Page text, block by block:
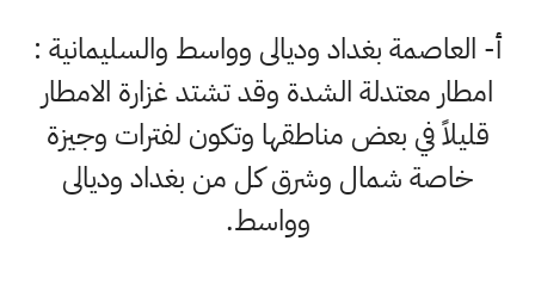
أ- العاصمة بغداد وديالى وواسط والسليمانية :
امطار معتدلة الشدة وقد تشتد غزارة الامطار
قليلاً في بعض مناطقها وتكون لفترات وجيزة
خاصة شمال وشرق كل من بغداد وديالى
وواسط.